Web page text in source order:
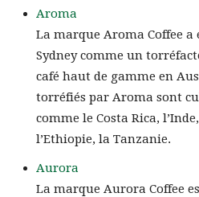
Aroma
La marque Aroma Coffee a
Sydney comme un
café haut de gamme en
torréfiés par Aroma sont
comme le Costa Rica,
l’Ethiopie, la Tanzanie.
Aurora
La marque Aurora Coffee